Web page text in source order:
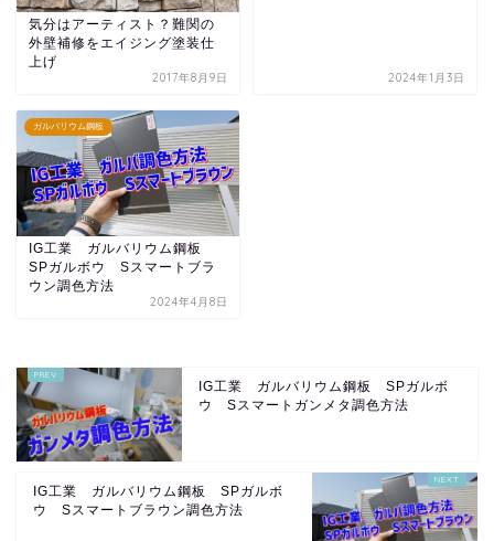
気分はアーティスト？難関の
外壁補修をエイジング塗装仕
上げ
2017年8月9日 2024年1月3日
ガルバリウム鋼板
IG工業 ガルバリウム鋼板
SPガルボウ Sスマートブラ
ウン調色方法
2024年4月8日
IG工業 ガルバリウム鋼板 SPガルボ
ウ Sスマートガンメタ調色方法
IG工業 ガルバリウム鋼板 SPガルボ
ウ Sスマートブラウン調色方法